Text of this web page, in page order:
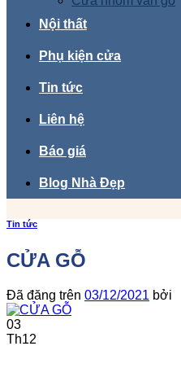
Nội thất
Phụ kiện cửa
Tin tức
Liên hệ
Báo giá
Blog Nhà Đẹp
Tin tức
CỬA GỖ
Đã đăng trên 03/12/2021 bởi
03
Th12